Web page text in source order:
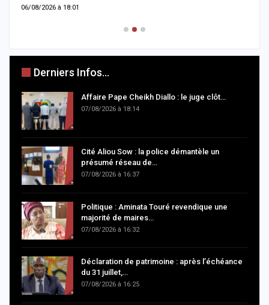
06/08/2026 à 18:01
Derniers Infos...
Affaire Pape Cheikh Diallo : le juge clôt…
07/08/2026 à 18:14
Cité Aliou Sow : la police démantèle un
présumé réseau de…
07/08/2026 à 16:37
Politique : Aminata Touré revendique une
majorité de maires…
07/08/2026 à 16:32
Déclaration de patrimoine : après l’échéance
du 31 juillet,…
07/08/2026 à 16:25